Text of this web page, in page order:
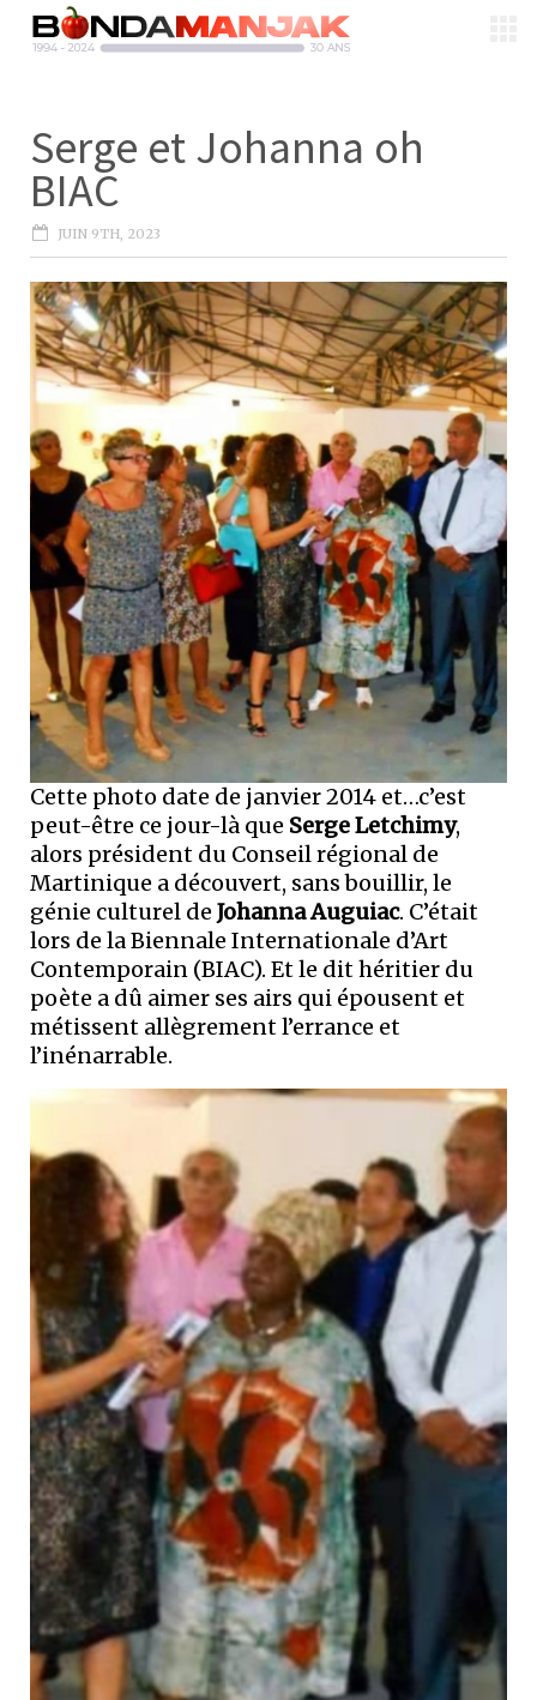
Serge et Johanna oh
BIAC
JUIN 9TH, 2023
Cette photo date de janvier 2014 et…c’est
peut-être ce jour-là que Serge Letchimy,
alors président du Conseil régional de
Martinique a découvert, sans bouillir, le
génie culturel de Johanna Auguiac. C’était
lors de la Biennale Internationale d’Art
Contemporain (BIAC). Et le dit héritier du
poète a dû aimer ses airs qui épousent et
métissent allègrement l’errance et
l’inénarrable.